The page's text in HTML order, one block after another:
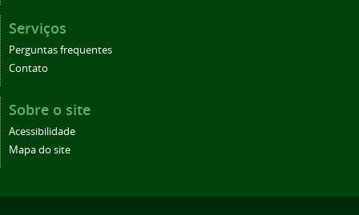
Serviços
Perguntas frequentes
Contato
Sobre o site
Acessibilidade
Mapa do site